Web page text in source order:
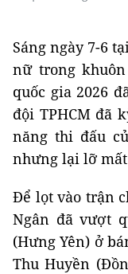
Sáng ngày 7-6
nữ trong
quốc gia 2026
đội TPHCM đã
năng thi đấu
nhưng lại lỡ
Để lọt vào trận
Ngân đã vượt
(Hưng Yên) ở
Thu Huyền